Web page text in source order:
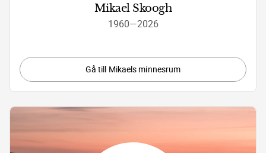
Mikael Skoogh
1960—2026
Gå till Mikaels minnesrum